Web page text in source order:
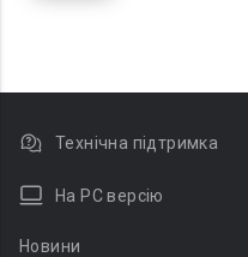
Технічна підтримка
На PC версію
Новини